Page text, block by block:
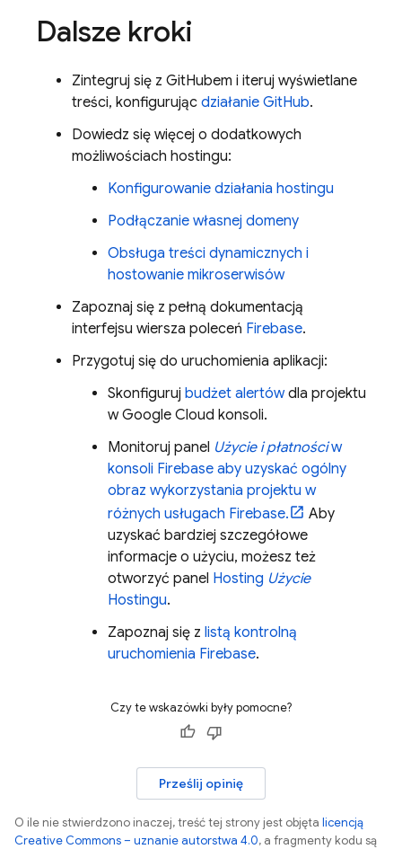
Dalsze kroki
Zintegruj się z GitHubem i iteruj wyświetlane
treści, konfigurując działanie GitHub.
Dowiedz się więcej o dodatkowych
możliwościach hostingu:
Konfigurowanie działania hostingu
Podłączanie własnej domeny
Obsługa treści dynamicznych i
hostowanie mikroserwisów
Zapoznaj się z pełną dokumentacją
interfejsu wiersza poleceń Firebase.
Przygotuj się do uruchomienia aplikacji:
Skonfiguruj budżet alertówdla projektu
wGoogle Cloud konsoli.
Monitoruj panel Użycie i płatnościw
konsoli Firebase aby uzyskać ogólny
obraz wykorzystania projektu w
różnych usługach Firebase.
Aby
uzyskać bardziej szczegółowe
informacje o użyciu, możesz też
otworzyć panel Hosting Użycie
Hostingu.
Zapoznaj się z listą kontrolną
uruchomienia Firebase.
Czy te wskazówki były pomocne?
Prześlij opinię
O ile nie stwierdzono inaczej, treść tej strony jest objęta licencją
Creative Commons – uznanie autorstwa 4.0, a fragmenty kodu są